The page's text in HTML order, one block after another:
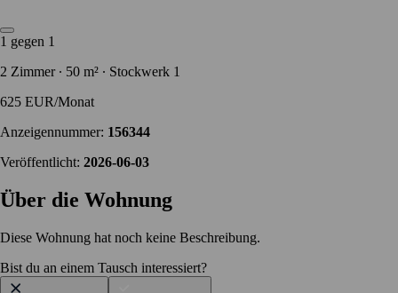
1 gegen 1
2 Zimmer ∙ 50 m² ∙ Stockwerk 1
625 EUR/Monat
Anzeigennummer: 156344
Veröffentlicht: 2026-06-03
Über die Wohnung
Diese Wohnung hat noch keine Beschreibung.
Bist du an einem Tausch interessiert?